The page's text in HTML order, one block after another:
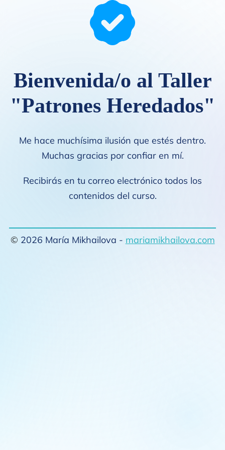
Bienvenida/o al Taller
"Patrones Heredados"
Me hace muchísima ilusión que estés dentro.
Muchas gracias por confiar en mí.
Recibirás en tu correo electrónico todos los
contenidos del curso.
© 2026 María Mikhailova - mariamikhailova.com